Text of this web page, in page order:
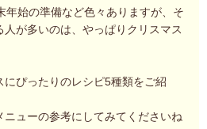
年始の準備など色々ありますが、そ
が多いのは、やっぱりクリスマス
ぴったりのレシピ5種類をご紹
ューの参考にしてみてくださいね